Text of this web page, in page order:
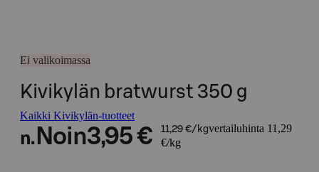
Ei valikoimassa
Kivikylän bratwurst 350 g
Kaikki Kivikylän-tuotteet
n. Noin3,95 € 11,29 €/kgvertailuhinta 11,29
€/kg